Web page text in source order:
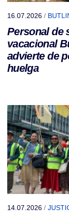
16.07.2026 /
Personal de
vacacional
advierte de
huelga
14.07.2026 /